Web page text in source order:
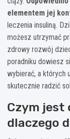
elementem jej
leczenia insuliną.
możesz utrzymać
zdrowy rozwój
poradniku dowiesz
wybierać, a których
skutecznie radzić
Czym jest
dlaczego